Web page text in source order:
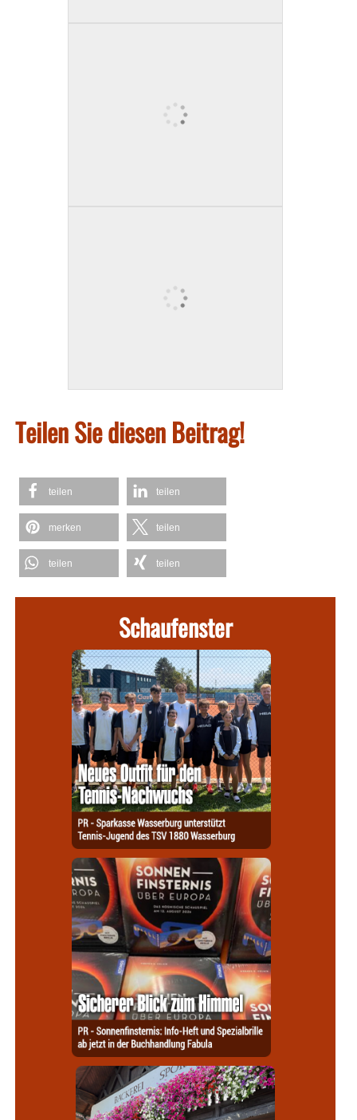
Teilen Sie diesen Beitrag!
teilen teilen
merken teilen
teilen teilen
Schaufenster